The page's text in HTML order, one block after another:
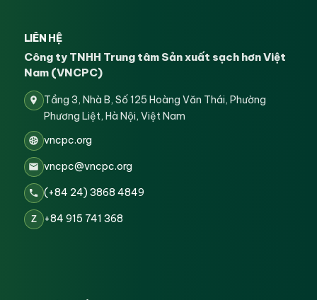
LIÊN HỆ
Công ty TNHH Trung tâm Sản xuất sạch hơn Việt
Nam (VNCPC)
Tầng 3, Nhà B, Số 125 Hoàng Văn Thái, Phường
Phương Liệt, Hà Nội, Việt Nam
vncpc.org
vncpc@vncpc.org
(+84 24) 3868 4849
Z +84 915 741 368